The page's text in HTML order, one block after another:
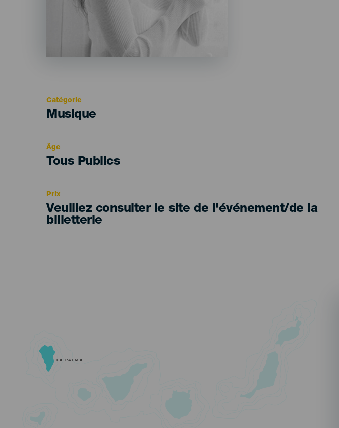
Catégorie
Categoría
Musique
Âge
Edad
Tous Publics
Prix
Veuillez consulter le site de l'événement/de la
billetterie
LA PALMA